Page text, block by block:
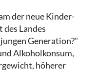
der neue Kinder-
Landes
Generation?"
Alkoholkonsum,
höherer